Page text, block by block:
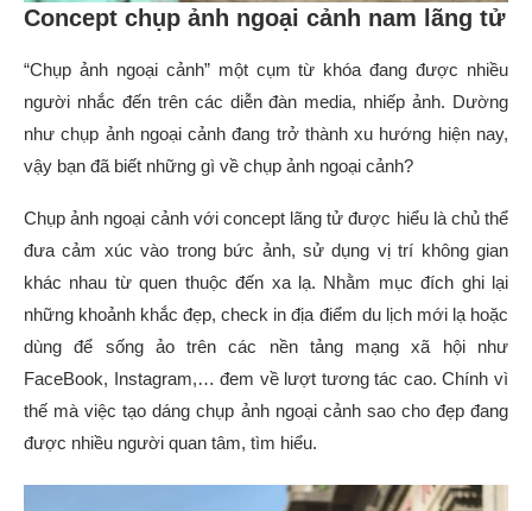
Concept chụp ảnh ngoại cảnh nam lãng tử
“Chụp ảnh ngoại cảnh” một cụm từ khóa đang được nhiều
người nhắc đến trên các diễn đàn media, nhiếp ảnh. Dường
như chụp ảnh ngoại cảnh đang trở thành xu hướng hiện nay,
vậy bạn đã biết những gì về chụp ảnh ngoại cảnh?
Chụp ảnh ngoại cảnh với concept lãng tử được hiểu là chủ thể
đưa cảm xúc vào trong bức ảnh, sử dụng vị trí không gian
khác nhau từ quen thuộc đến xa lạ. Nhằm mục đích ghi lại
những khoảnh khắc đẹp, check in địa điểm du lịch mới lạ hoặc
dùng để sống ảo trên các nền tảng mạng xã hội như
FaceBook, Instagram,… đem về lượt tương tác cao. Chính vì
thế mà việc tạo dáng chụp ảnh ngoại cảnh sao cho đẹp đang
được nhiều người quan tâm, tìm hiểu.